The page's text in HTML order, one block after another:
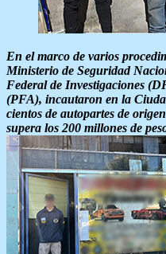
En el marco de varios
Ministerio de Seguridad
Federal de Investigaciones
(PFA), incautaron en la
cientos de autopartes de
supera los 200 millones de